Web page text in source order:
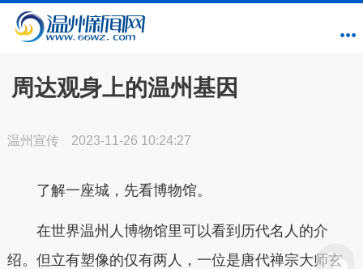
周达观身上的温州基因
温州宣传 2023-11-26 10:24:27
了解一座城，先看博物馆。
在世界温州人博物馆里可以看到历代名人的介
绍。但立有塑像的仅有两人，一位是唐代禅宗大师玄